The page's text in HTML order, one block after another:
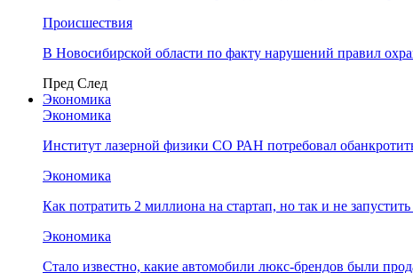
Происшествия
В Новосибирской области по факту нарушений правил
Пред След
Экономика
Экономика
Институт лазерной физики СО РАН потребовал
Экономика
Как потратить 2 миллиона на стартап, но так и не
Экономика
Стало известно, какие автомобили люкс-брендов были